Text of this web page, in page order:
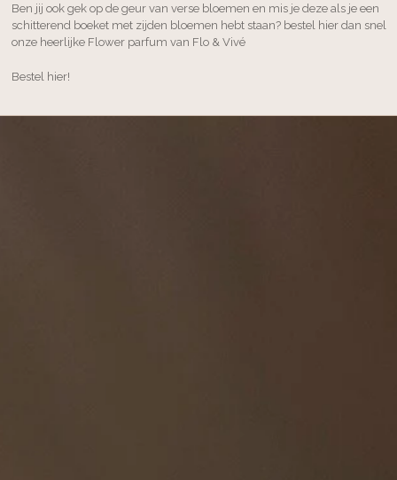
Ben jij ook gek op de geur van verse bloemen en mis je deze als je een
schitterend boeket met zijden bloemen hebt staan? bestel hier dan snel
onze heerlijke Flower parfum van Flo & Vivé
Bestel hier!